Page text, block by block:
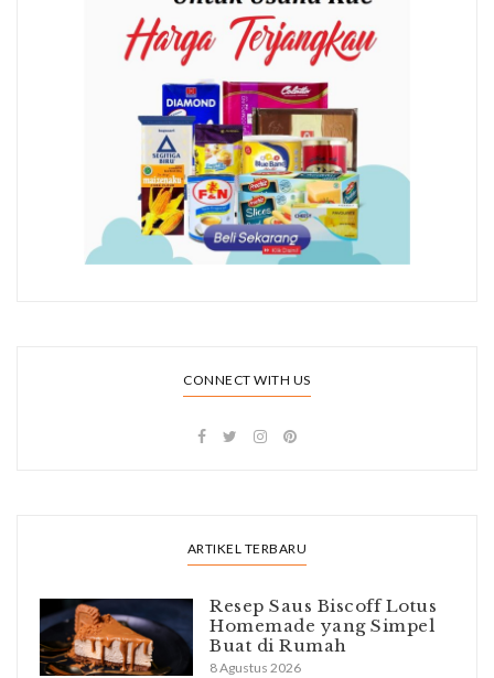
CONNECT WITH US
ARTIKEL TERBARU
Resep Saus Biscoff Lotus
Homemade yang Simpel
Buat di Rumah
8 Agustus 2026